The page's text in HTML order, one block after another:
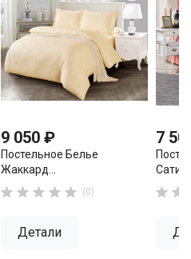
9 050 ₽
Постельное Белье
Жаккард...
     (0)
Детали
7
 